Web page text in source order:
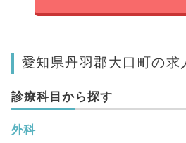
愛知県丹羽郡大口町の求
診療科目から探す
外科